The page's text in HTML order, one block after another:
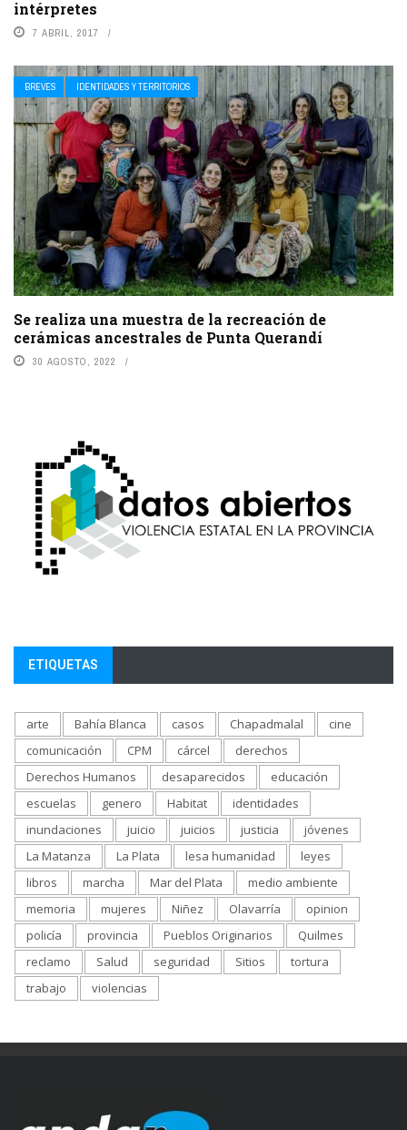
intérpretes
7 ABRIL, 2017
BREVES IDENTIDADES Y TERRITORIOS
Se realiza una muestra de la recreación de
cerámicas ancestrales de Punta Querandí
30 AGOSTO, 2022
ETIQUETAS
arte Bahía Blanca casos Chapadmalal
cine
comunicación
CPM cárcel
derechos
Derechos Humanos
desaparecidos
educación
escuelas
genero Habitat
identidades
inundaciones
juicio juicios justicia
jóvenes
La Matanza
La Plata lesa humanidad
leyes
libros
marcha Mar del Plata
medio ambiente
memoria
mujeres Niñez Olavarría
opinion
policía
provincia Pueblos Originarios
Quilmes
reclamo
Salud seguridad Sitios
tortura
trabajo
violencias